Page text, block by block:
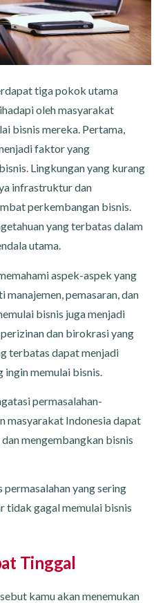
tiga pokok utama
oleh masyarakat
bisnis mereka. Pertama,
faktor yang
Lingkungan yang kurang
infrastruktur dan
perkembangan bisnis.
yang terbatas dalam
utama.
aspek-aspek yang
pemasaran, dan
bisnis juga menjadi
dan birokrasi yang
terbatas dapat menjadi
memulai bisnis.
permasalahan-
masyarakat Indonesia dapat
mengembangkan bisnis
yang sering
tidak gagal memulai bisnis
Tinggal
kamu akan menemukan